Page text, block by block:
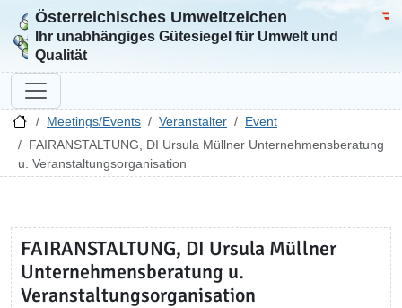
Zur Startseite
Österreichisches Umweltzeichen
Ihr unabhängiges Gütesiegel für Umwelt und
Qualität
Meetings/Events Veranstalter
Event
FAIRANSTALTUNG, DI Ursula Müllner Unternehmensberatung
u. Veranstaltungsorganisation
FAIRANSTALTUNG, DI Ursula Müllner
Unternehmensberatung u.
Veranstaltungsorganisation